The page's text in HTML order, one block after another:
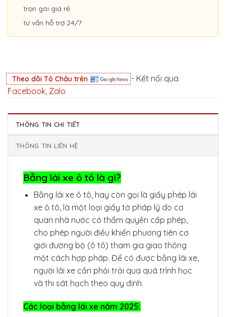
trọn gói giá rẻ
tư vấn hỗ trợ 24/7
Theo dõi Tô Châu trên
- Kết nối qua
Facebook, Zalo
THÔNG TIN CHI TIẾT
THÔNG TIN LIÊN HỆ
Bằng lái xe ô tô là gì?
Bằng lái xe ô tô, hay còn gọi là giấy phép lái
xe ô tô, là một loại giấy tờ pháp lý do cơ
quan nhà nước có thẩm quyền cấp phép,
cho phép người điều khiển phương tiên cơ
giới đường bộ (ô tô) tham gia giao thông
một cách hợp pháp. Để có được bằng lái xe,
người lái xe cần phải trải qua quá trình học
và thi sát hạch theo quy định.
Các loại bằng lái xe năm 2025: